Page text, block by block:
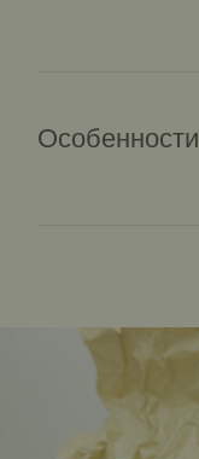
Особенности